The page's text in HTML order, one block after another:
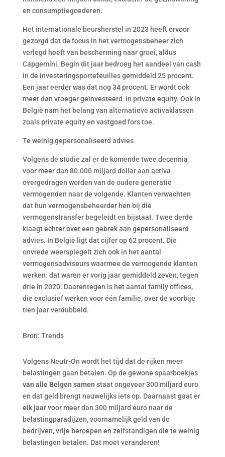
en consumptiegoederen.
Het internationale beursherstel in 2023 heeft ervoor
gezorgd dat de focus in het vermogensbeheer zich
verlegd heeft van bescherming naar groei, aldus
Capgemini. Begin dit jaar bedroeg het aandeel van cash
in de investeringsportefeuilles gemiddeld 25 procent.
Een jaar eerder was dat nog 34 procent. Er wordt ook
meer dan vroeger geïnvesteerd in private equity. Ook in
België nam het belang van alternatieve activaklassen
zoals private equity en vastgoed fors toe.
Te weinig gepersonaliseerd advies
Volgens de studie zal er de komende twee decennia
voor meer dan 80.000 miljard dollar aan activa
overgedragen worden van de oudere generatie
vermogenden naar de volgende. Klanten verwachten
dat hun vermogensbeheerder hen bij die
vermogenstransfer begeleidt en bijstaat. Twee derde
klaagt echter over een gebrek aan gepersonaliseerd
advies. In België ligt dat cijfer op 62 procent. Die
onvrede weerspiegelt zich ook in het aantal
vermogensadviseurs waarmee de vermogende klanten
werken: dat waren er vorig jaar gemiddeld zeven, tegen
drie in 2020. Daarentegen is het aantal family offices,
die exclusief werken voor één familie, over de voorbije
tien jaar verdubbeld.
Bron: Trends
Volgens Neutr-On wordt het tijd dat de rijken meer
belastingen gaan betalen. Op de gewone spaarboekjes
van alle Belgen samen staat ongeveer 300 miljard euro
en dat geld brengt nauwelijks iets op. Daarnaast gaat er
elk jaarvoor meer dan 300 miljard euro naar de
belastingparadijzen, voornamelijk geld van de
bedrijven, vrije beroepen en zelfstandigen die te weinig
belastingen betalen. Dat moet veranderen!